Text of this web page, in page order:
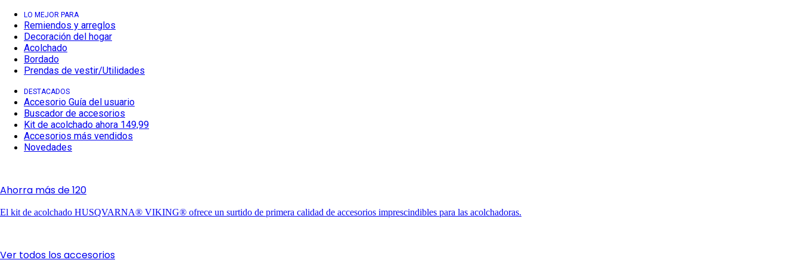
LO MEJOR PARA
Remiendos y arreglos
Decoración del hogar
Acolchado
Bordado
Prendas de vestir/Utilidades
DESTACADOS
Accesorio Guía del usuario
Buscador de accesorios
Kit de acolchado ahora 149,99
Accesorios más vendidos
Novedades
Ahorra más de 120
El kit de acolchado HUSQVARNA® VIKING® ofrece un surtido de primera calidad de accesorios imprescindibles para las acolchadoras.
Ver todos los accesorios